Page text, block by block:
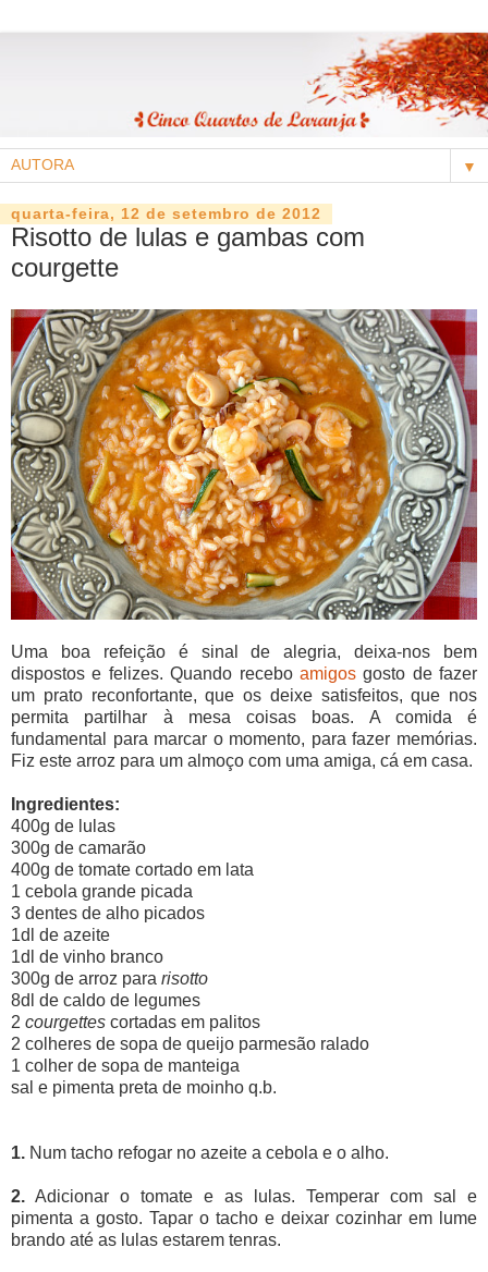
▼
quarta-feira, 12 de setembro de 2012
Risotto de lulas e gambas com
courgette
Uma boa refeição é sinal de alegria, deixa-nos bem
dispostos e felizes. Quando recebo amigosgosto de fazer
um prato reconfortante, que os deixe satisfeitos, que nos
permita partilhar à mesa coisas boas. A comida é
fundamental para marcar o momento, para fazer memórias.
Fiz este arroz para um almoço com uma amiga, cá em casa.
Ingredientes:
400g de lulas
300g de camarão
400g de tomate cortado em lata
1 cebola grande picada
3 dentes de alho picados
1dl de azeite
1dl de vinho branco
300g de arroz para risotto
8dl de caldo de legumes
2 courgettes cortadas em palitos
2 colheres de sopa de queijo parmesão ralado
1 colher de sopa de manteiga
sal e pimenta preta de moinho q.b.
1. Num tacho refogar no azeite a cebola e o alho.
2. Adicionar o tomate e as lulas. Temperar com sal e
pimenta a gosto. Tapar o tacho e deixar cozinhar em lume
brando até as lulas estarem tenras.